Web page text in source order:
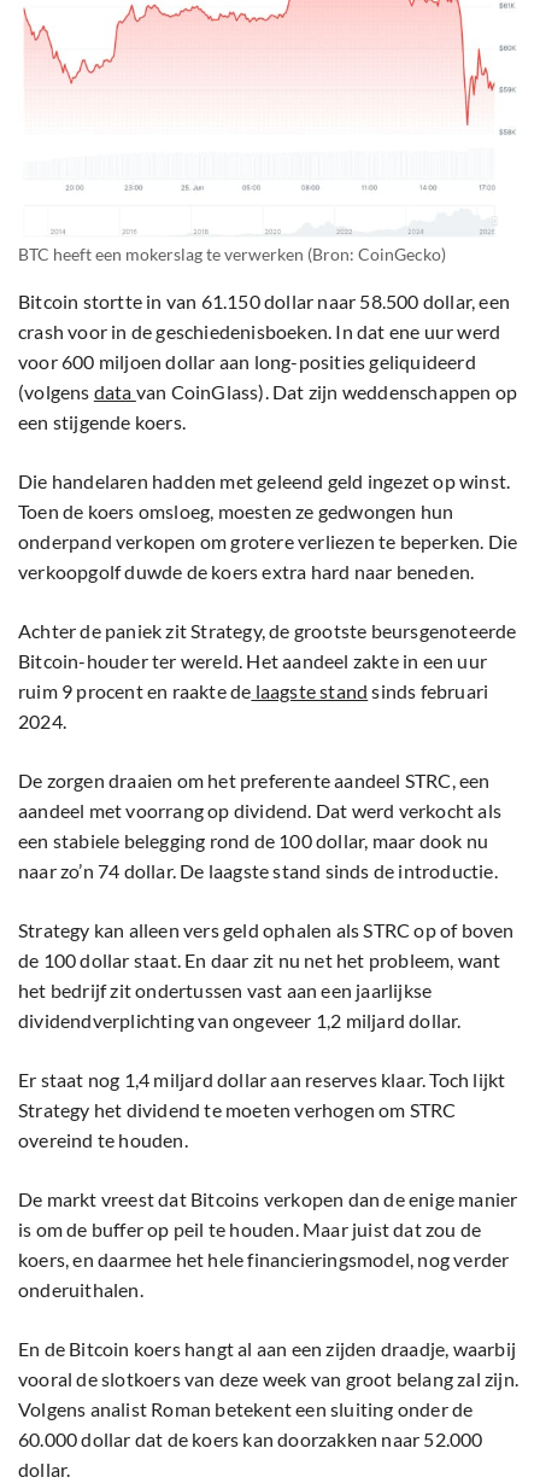
BTC heeft een mokerslag te verwerken (Bron: CoinGecko)
Bitcoin stortte in van 61.150 dollar naar 58.500 dollar, een
crash voor in de geschiedenisboeken. In dat ene uur werd
voor 600 miljoen dollar aan long-posities geliquideerd
(volgens data van CoinGlass). Dat zijn weddenschappen op
een stijgende koers.
Die handelaren hadden met geleend geld ingezet op winst.
Toen de koers omsloeg, moesten ze gedwongen hun
onderpand verkopen om grotere verliezen te beperken. Die
verkoopgolf duwde de koers extra hard naar beneden.
Achter de paniek zit Strategy, de grootste beursgenoteerde
Bitcoin-houder ter wereld. Het aandeel zakte in een uur
ruim 9 procent en raakte de laagste stand sinds februari
2024.
De zorgen draaien om het preferente aandeel STRC, een
aandeel met voorrang op dividend. Dat werd verkocht als
een stabiele belegging rond de 100 dollar, maar dook nu
naar zo’n 74 dollar. De laagste stand sinds de introductie.
Strategy kan alleen vers geld ophalen als STRC op of boven
de 100 dollar staat. En daar zit nu net het probleem, want
het bedrijf zit ondertussen vast aan een jaarlijkse
dividendverplichting van ongeveer 1,2 miljard dollar.
Er staat nog 1,4 miljard dollar aan reserves klaar. Toch lijkt
Strategy het dividend te moeten verhogen om STRC
overeind te houden.
De markt vreest dat Bitcoins verkopen dan de enige manier
is om de buffer op peil te houden. Maar juist dat zou de
koers, en daarmee het hele financieringsmodel, nog verder
onderuithalen.
En de Bitcoin koers hangt al aan een zijden draadje, waarbij
vooral de slotkoers van deze week van groot belang zal zijn.
Volgens analist Roman betekent een sluiting onder de
60.000 dollar dat de koers kan doorzakken naar 52.000
dollar.